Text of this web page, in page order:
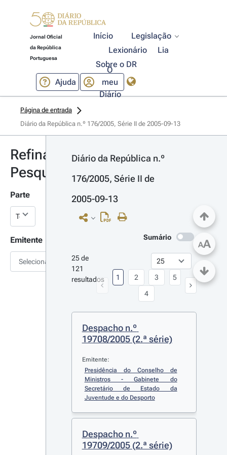
Jornal Oficial
da República
Portuguesa
Início
Legislação
Lexionário
Lia
Sobre o DR
Ajuda
O
meu
Diário
Página de entrada
Diário da República n.º 176/2005, Série II de 2005-09-13
Refinar
Pesquisa
Parte
Emitente
Selecionar
Diário da República n.º
176/2005, Série II de
2005-09-13
Sumário
25 de
121
resultados
1 2
3
4
5
Despacho n.º
19708/2005 (2.ª série)
Emitente:
Presidência do Conselho de
Ministros - Gabinete do
Secretário de Estado da
Juventude e do Desporto
Despacho n.º
19709/2005 (2.ª série)
AA